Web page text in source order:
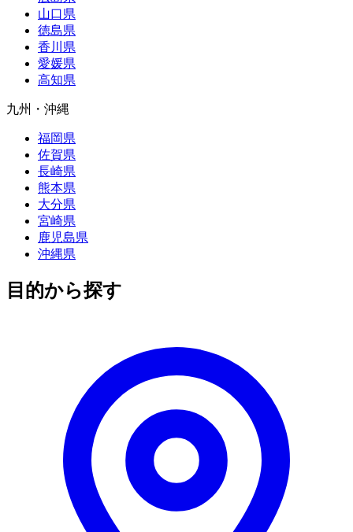
山口県
徳島県
香川県
愛媛県
高知県
九州・沖縄
福岡県
佐賀県
長崎県
熊本県
大分県
宮崎県
鹿児島県
沖縄県
目的から探す